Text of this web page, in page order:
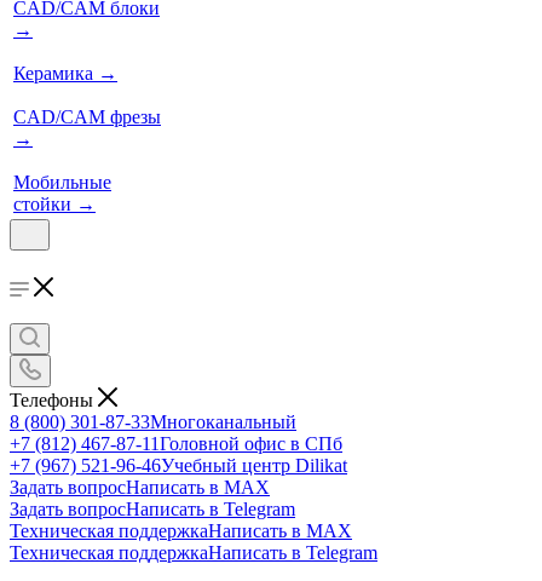
CAD/CAM блоки
→
Керамика →
CAD/CAM фрезы
→
Мобильные
стойки →
Телефоны
8 (800) 301-87-33Многоканальный
+7 (812) 467-87-11Головной офис в СПб
+7 (967) 521-96-46Учебный центр Dilikat
Задать вопросНаписать в MAX
Задать вопросНаписать в Telegram
Техническая поддержкаНаписать в MAX
Техническая поддержкаНаписать в Telegram